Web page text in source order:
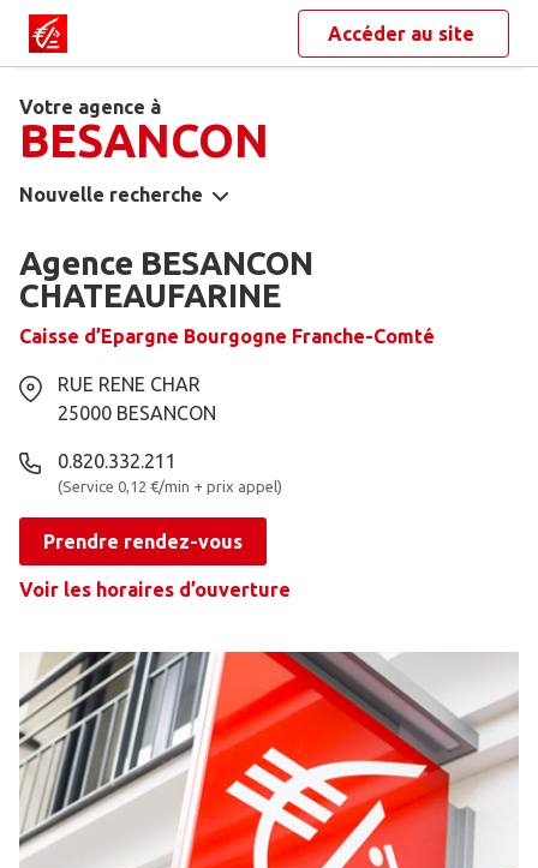
Accéder au site
Votre agence à
BESANCON
Nouvelle recherche
Agence BESANCON
CHATEAUFARINE
Caisse d’Epargne Bourgogne Franche-Comté
RUE RENE CHAR
25000 BESANCON
0.820.332.211
(Service 0,12 €/min + prix appel)
Prendre rendez-vous
Voir les horaires d’ouverture